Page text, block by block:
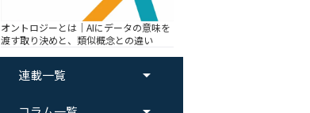
オントロジーとは｜AIにデータの意味を
渡す取り決めと、類似概念との違い
連載一覧 arrow_drop_up